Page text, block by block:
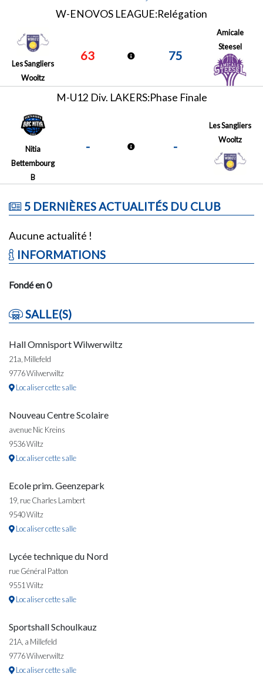
W-ENOVOS LEAGUE:Relégation
Les Sangliers
Wooltz
63 75
Amicale
Steesel
M-U12 Div. LAKERS:Phase Finale
Nitia
Bettembourg
B
- -
Les Sangliers
Wooltz
5 DERNIÈRES ACTUALITÉS DU CLUB
Aucune actualité !
INFORMATIONS
Fondé en 0
SALLE(S)
Hall Omnisport Wilwerwiltz
21a, Millefeld
9776 Wilwerwiltz
Localiser cette salle
Nouveau Centre Scolaire
avenue Nic Kreins
9536 Wiltz
Localiser cette salle
Ecole prim. Geenzepark
19, rue Charles Lambert
9540 Wiltz
Localiser cette salle
Lycée technique du Nord
rue Général Patton
9551 Wiltz
Localiser cette salle
Sportshall Schoulkauz
21A, a Millefeld
9776 Wilwerwiltz
Localiser cette salle